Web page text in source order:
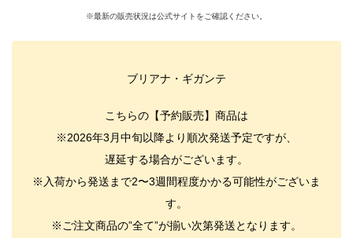
※最新の販売状況は公式サイトをご確認ください。
ブリアナ・ギガンテ
こちらの【予約販売】商品は
※2026年3月中旬以降より順次発送予定ですが、
遅延する場合がございます。
※入荷から発送まで2〜3週間程度かかる可能性がございま
す。
※ご注文商品の”全て”が揃い次第発送となります。